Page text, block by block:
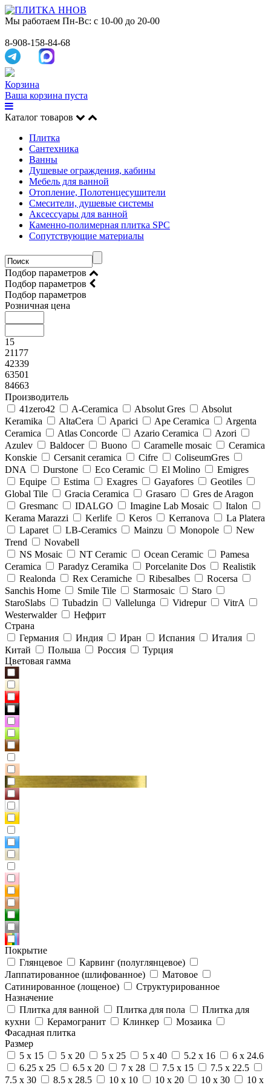
Мы работаем Пн-Вс: с 10-00 до 20-00
8-908-158-84-68
Корзина
Ваша корзина пуста
Каталог товаров
Плитка
Сантехника
Ванны
Душевые ограждения, кабины
Мебель для ванной
Отопление, Полотенцесушители
Смесители, душевые системы
Аксессуары для ванной
Каменно-полимерная плитка SPC
Сопутствующие материалы
Подбор параметров
Подбор параметров
Подбор параметров
Розничная цена
15
21177
42339
63501
84663
Производитель
41zero42
A-Ceramica Absolut Gres
Absolut
Keramika
AltaCera Aparici Ape Ceramica
Argenta
Ceramica
Atlas Concorde Azario Ceramica
Azori
Azulev
Baldocer Buono Caramelle mosaic
Ceramica
Konskie
Cersanit ceramica Cifre
ColiseumGres
DNA
Durstone Eco Ceramic El Molino
Emigres
Equipe
Estima Exagres Gayafores
Geotiles
Global Tile
Gracia Ceramica Grasaro
Gres de Aragon
Gresmanc
IDALGO Imagine Lab Mosaic
Italon
Kerama Marazzi
Kerlife Keros Kerranova
La Platera
Laparet
LB-Ceramics Mainzu Monopole
New
Trend
Novabell
NS Mosaic
NT Ceramic Ocean Ceramic
Pamesa
Ceramica
Paradyz Сeramika Porcelanite Dos
Realistik
Realonda
Rex Ceramiche Ribesalbes
Rocersa
Sanchis Home
Smile Tile Starmosaic
Staro
StaroSlabs
Tubadzin Vallelunga Vidrepur
VitrA
Westerwalder
Нефрит
Страна
Германия
Индия Иран Испания
Италия
Китай
Польша Россия
Турция
Цветовая гамма
Покрытие
Глянцевое
Карвинг (полуглянцевое)
Лаппатированное (шлифованное)
Матовое
Сатинированное (лощеное)
Структурированное
Назначение
Плитка для ванной
Плитка для пола
Плитка для
кухни
Керамогранит Клинкер
Мозаика
Фасадная плитка
Размер
5 x 15
5 x 20 5 x 25 5 x 40 5.2 x 16
6 x 24.6
6.25 x 25
6.5 x 20 7 x 28 7.5 x 15
7.5 x 22.5
7.5 x 30
8.5 x 28.5 10 x 10 10 x 20 10 x 30 10 x